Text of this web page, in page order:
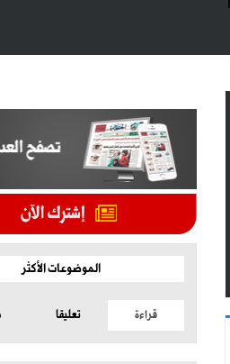
الموضوعات الأكثر
قراءة تعليقا